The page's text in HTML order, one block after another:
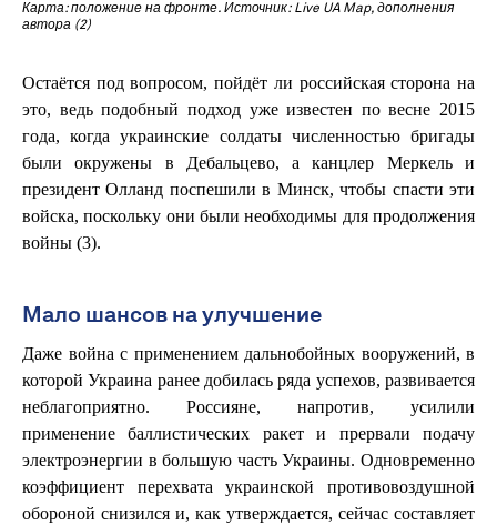
Карта: положение на фронте. Источник: Live UA Map, дополнения
автора (2)
Остаётся под вопросом, пойдёт ли российская сторона на
это, ведь подобный подход уже известен по весне 2015
года, когда украинские солдаты численностью бригады
были окружены в Дебальцево, а канцлер Меркель и
президент Олланд поспешили в Минск, чтобы спасти эти
войска, поскольку они были необходимы для продолжения
войны (3).
Мало шансов на улучшение
Даже война с применением дальнобойных вооружений, в
которой Украина ранее добилась ряда успехов, развивается
неблагоприятно. Россияне, напротив, усилили
применение баллистических ракет и прервали подачу
электроэнергии в большую часть Украины. Одновременно
коэффициент перехвата украинской противовоздушной
обороной снизился и, как утверждается, сейчас составляет